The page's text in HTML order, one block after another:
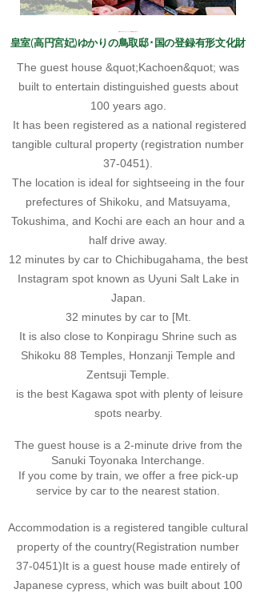
​皇室(高円宮妃)ゆかりの鳥取邸･国の登録有形文化財​
The guest house &quot;Kachoen&quot; was
built to entertain distinguished guests about
100 years ago.
​ It has been registered as a national registered
tangible cultural property (registration number
37-0451).
The location is ideal for sightseeing in the four
prefectures of Shikoku, and Matsuyama,
Tokushima, and Kochi are each an hour and a
half drive away.
12 minutes by car to Chichibugahama, the best
Instagram spot known as Uyuni Salt Lake in
Japan.
32 minutes by car to [Mt.
It is also close to Konpiragu Shrine such as
Shikoku 88 Temples, Honzanji Temple and
Zentsuji Temple.
​ is the best Kagawa spot with plenty of leisure
spots nearby.
The guest house is a 2-minute drive from the
Sanuki Toyonaka Interchange.
If you come by train, we offer a free pick-up
service by car to the nearest station.
Accommodation is a registered tangible cultural
property of the country(Registration number
37-0451)It is a guest house made entirely of
Japanese cypress, which was built about 100